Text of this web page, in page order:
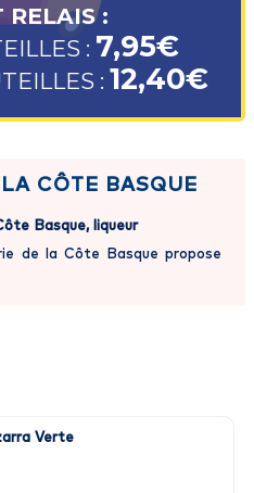
RELAIS :
: 7,95€
: 12,40€
CÔTE BASQUE
Basque, liqueur
de la Côte Basque propose
Verte